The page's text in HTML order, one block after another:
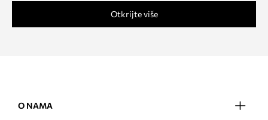
Otkrijte više
O NAMA